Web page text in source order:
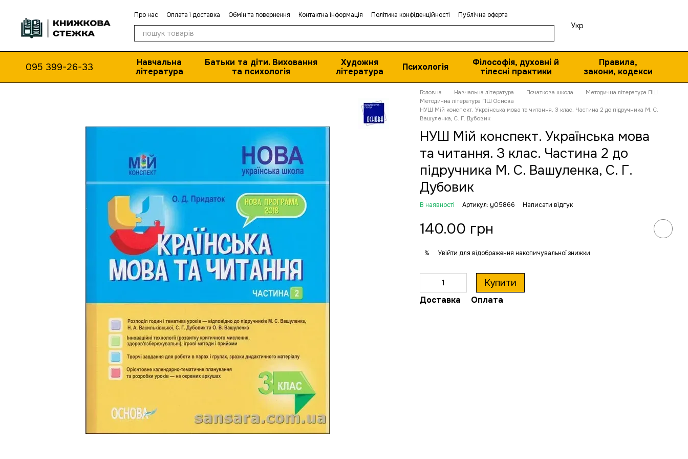
Про нас Оплата і доставка Обмін та повернення Контактна інформація Політика конфіденційності Публічна оферта
Укр
095 399-26-33
Навчальна
література
Батьки та діти. Виховання
та психологія
Художня
література
Психологія
Філософія, духовні й
тілесні практики
Правила,
закони, кодекси
Головна Навчальна література Початкова школа
Методична література ПШ
Методична література ПШ Основа
НУШ Мій конспект. Українська мова та читання. З клас. Частина 2 до підручника М. С.
Вашуленка, С. Г. Дубовик
НУШ Мій конспект. Українська мова
та читання. З клас. Частина 2 до
підручника М. С. Вашуленка, С. Г.
Дубовик
В наявності Артикул: y05866 Написати відгук
140.00 грн
% Увійти для відображення накопичувальної знижки
Купити
Доставка Оплата